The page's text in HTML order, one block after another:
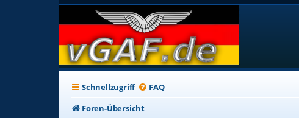
Schnellzugriff FAQ
Foren-Übersicht